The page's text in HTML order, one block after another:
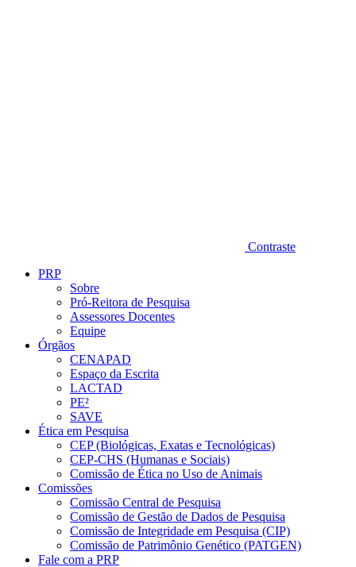
Contraste
PRP
Sobre
Pró-Reitora de Pesquisa
Assessores Docentes
Equipe
Órgãos
CENAPAD
Espaço da Escrita
LACTAD
PE²
SAVE
Ética em Pesquisa
CEP (Biológicas, Exatas e Tecnológicas)
CEP-CHS (Humanas e Sociais)
Comissão de Ética no Uso de Animais
Comissões
Comissão Central de Pesquisa
Comissão de Gestão de Dados de Pesquisa
Comissão de Integridade em Pesquisa (CIP)
Comissão de Patrimônio Genético (PATGEN)
Fale com a PRP